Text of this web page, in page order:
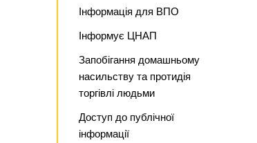
Інформація для ВПО
Інформує ЦНАП
Запобігання домашньому
насильству та протидія
торгівлі людьми
Доступ до публічної
інформації